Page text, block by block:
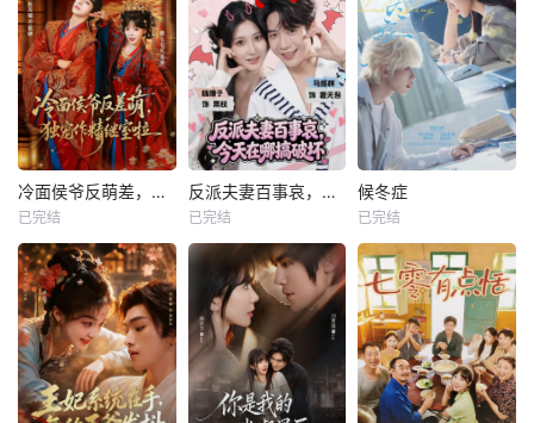
冷面侯爷反萌差，独宠作精继室啦
已完结
反派夫妻百事哀，今天在哪搞破坏
已完结
候冬症
已完结